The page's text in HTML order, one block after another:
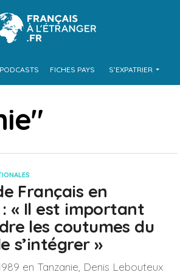
PODCASTS FICHES PAYS S’EXPATRIER
Français en
: « Il est important
les coutumes du
s’intégrer »
en Tanzanie, Denis Lebouteux